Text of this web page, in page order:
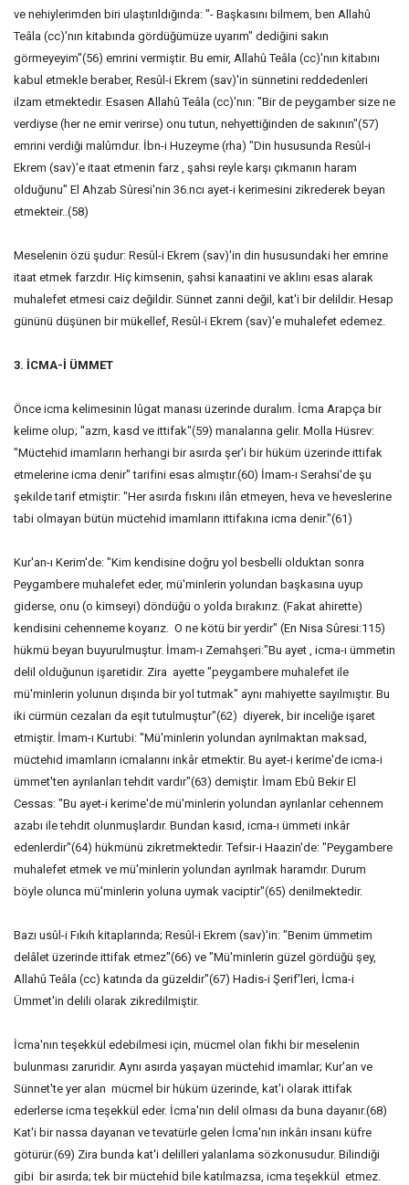
ve nehiylerimden biri ulaştırıldığında: "- Başkasını bilmem, ben Allahû
Teâla (cc)'nın kitabında gördüğümüze uyarım" dediğini sakın
görmeyeyim"(56) emrini vermiştir. Bu emir, Allahû Teâla (cc)'nın kitabını
kabul etmekle beraber, Resûl-i Ekrem (sav)'in sünnetini reddedenleri
ilzam etmektedir. Esasen Allahû Teâla (cc)'nın: "Bir de peygamber size ne
verdiyse (her ne emir verirse) onu tutun, nehyettiğinden de sakının"(57)
emrini verdiği malûmdur. İbn-i Huzeyme (rha) "Din hususunda Resûl-i
Ekrem (sav)'e itaat etmenin farz , şahsi reyle karşı çıkmanın haram
olduğunu" El Ahzab Sûresi'nin 36.ncı ayet-i kerimesini zikrederek beyan
etmekteir..(58)
Meselenin özü şudur: Resûl-i Ekrem (sav)'in din hususundaki her emrine
itaat etmek farzdır. Hiç kimsenin, şahsi kanaatini ve aklını esas alarak
muhalefet etmesi caiz değildir. Sünnet zanni değil, kat'i bir delildir. Hesap
gününü düşünen bir mükellef, Resûl-i Ekrem (sav)'e muhalefet edemez.
3. İCMA-İ ÜMMET
Önce icma kelimesinin lûgat manası üzerinde duralım. İcma Arapça bir
kelime olup; "azm, kasd ve ittifak"(59) manalarına gelir. Molla Hüsrev:
"Müctehid imamların herhangi bir asırda şer'i bir hüküm üzerinde ittifak
etmelerine icma denir" tarifini esas almıştır.(60) İmam-ı Serahsi'de şu
şekilde tarif etmiştir: "Her asırda fıskını ilân etmeyen, heva ve heveslerine
tabi olmayan bütün müctehid imamların ittifakına icma denir."(61)
Kur'an-ı Kerim'de: "Kim kendisine doğru yol besbelli olduktan sonra
Peygambere muhalefet eder, mü'minlerin yolundan başkasına uyup
giderse, onu (o kimseyi) döndüğü o yolda bırakırız. (Fakat ahirette)
kendisini cehenneme koyarız. O ne kötü bir yerdir" (En Nisa Sûresi:115)
hükmü beyan buyurulmuştur. İmam-ı Zemahşeri:"Bu ayet , icma-ı ümmetin
delil olduğunun işaretidir. Zira ayette "peygambere muhalefet ile
mü'minlerin yolunun dışında bir yol tutmak" aynı mahiyette sayılmıştır. Bu
iki cürmün cezaları da eşit tutulmuştur"(62) diyerek, bir inceliğe işaret
etmiştir. İmam-ı Kurtubi: "Mü'minlerin yolundan ayrılmaktan maksad,
müctehid imamların icmalarını inkâr etmektir. Bu ayet-i kerime'de icma-i
ümmet'ten ayrılanları tehdit vardır"(63) demiştir. İmam Ebû Bekir El
Cessas: "Bu ayet-i kerime'de mü'minlerin yolundan ayrılanlar cehennem
azabı ile tehdit olunmuşlardır. Bundan kasıd, icma-ı ümmeti inkâr
edenlerdir"(64) hükmünü zikretmektedir. Tefsir-i Haazin'de: "Peygambere
muhalefet etmek ve mü'minlerin yolundan ayrılmak haramdır. Durum
böyle olunca mü'minlerin yoluna uymak vaciptir"(65) denilmektedir.
Bazı usûl-i Fıkıh kitaplarında; Resûl-i Ekrem (sav)'in: "Benim ümmetim
delâlet üzerinde ittifak etmez"(66) ve "Mü'minlerin güzel gördüğü şey,
Allahû Teâla (cc) katında da güzeldir"(67) Hadis-i Şerif'leri, İcma-i
Ümmet'in delili olarak zikredilmiştir.
İcma'nın teşekkül edebilmesi için, mücmel olan fıkhi bir meselenin
bulunması zaruridir. Aynı asırda yaşayan müctehid imamlar; Kur'an ve
Sünnet'te yer alan mücmel bir hüküm üzerinde, kat'i olarak ittifak
ederlerse icma teşekkül eder. İcma'nın delil olması da buna dayanır.(68)
Kat'i bir nassa dayanan ve tevatürle gelen İcma'nın inkârı insanı küfre
götürür.(69) Zira bunda kat'i delilleri yalanlama sözkonusudur. Bilindiği
gibi bir asırda; tek bir müctehid bile katılmazsa, icma teşekkül etmez.